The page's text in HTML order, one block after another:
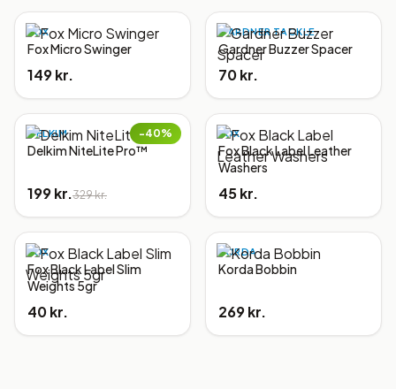
FOX
Fox Micro Swinger
149 kr.
GARDNER TACKLE
Gardner Buzzer Spacer
70 kr.
−40%
DELKIM
Delkim NiteLite Pro™
199 kr.329 kr.
FOX
Fox Black Label Leather
Washers
45 kr.
FOX
Fox Black Label Slim
Weights 5gr
40 kr.
KORDA
Korda Bobbin
269 kr.